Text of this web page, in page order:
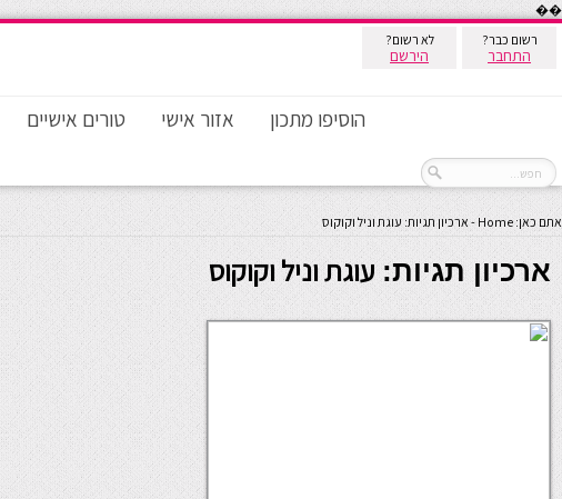
��
רשום כבר?
התחבר
לא רשום?
הירשם
הוסיפו מתכון אזור אישי טורים אישיים
אתם כאן: Home
- ארכיון תגיות: עוגת וניל וקוקוס
ארכיון תגיות:עוגת וניל וקוקוס